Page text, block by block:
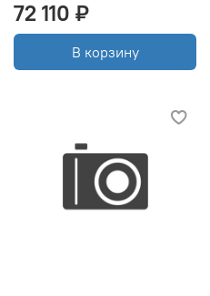
72 110 ₽
В корзину